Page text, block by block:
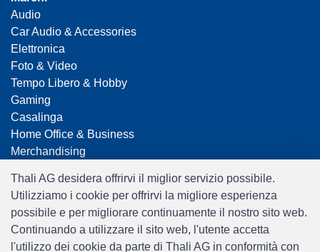
Audio
Car Audio & Accessories
Elettronica
Foto & Video
Tempo Libero & Hobby
Gaming
Casalinga
Home Office & Business
Merchandising
Giocattoli
Travel
Thali AG desidera offrirvi il miglior servizio possibile.
Utilizziamo i cookie per offrirvi la migliore esperienza
possibile e per migliorare continuamente il nostro sito web.
Continuando a utilizzare il sito web, l'utente accetta
l'utilizzo dei cookie da parte di Thali AG in conformità con